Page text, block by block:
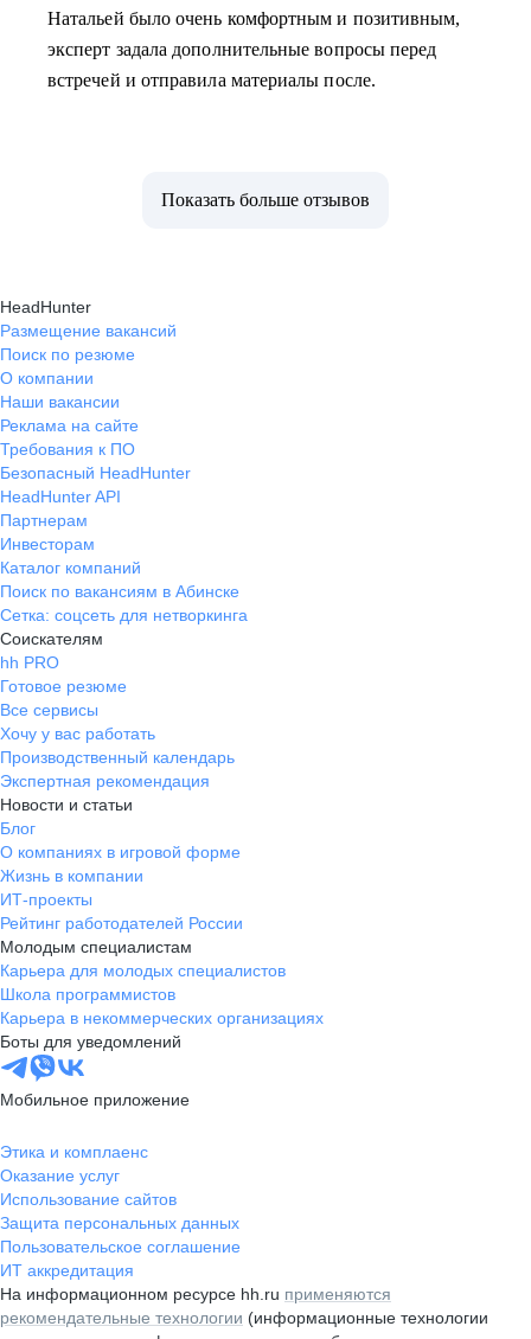
Натальей было очень комфортным и позитивным,
эксперт задала дополнительные вопросы перед
встречей и отправила материалы после.
Показать больше отзывов
HeadHunter
Размещение вакансий
Поиск по резюме
О компании
Наши вакансии
Реклама на сайте
Требования к ПО
Безопасный HeadHunter
HeadHunter API
Партнерам
Инвесторам
Каталог компаний
Поиск по вакансиям в Абинске
Сетка: соцсеть для нетворкинга
Соискателям
hh PRO
Готовое резюме
Все сервисы
Хочу у вас работать
Производственный календарь
Экспертная рекомендация
Новости и статьи
Блог
О компаниях в игровой форме
Жизнь в компании
ИТ-проекты
Рейтинг работодателей России
Молодым специалистам
Карьера для молодых специалистов
Школа программистов
Карьера в некоммерческих организациях
Боты для уведомлений
Мобильное приложение
Этика и комплаенс
Оказание услуг
Использование сайтов
Защита персональных данных
Пользовательское соглашение
ИТ аккредитация
На информационном ресурсе hh.ru применяются
рекомендательные технологии (информационные технологии